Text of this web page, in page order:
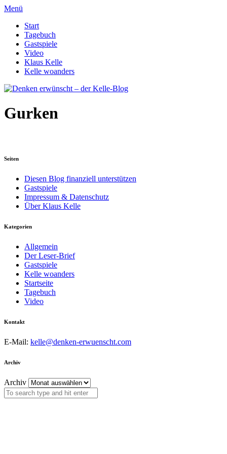
Menü
Start
Tagebuch
Gastspiele
Video
Klaus Kelle
Kelle woanders
Gurken
Seiten
Diesen Blog finanziell unterstützen
Gastspiele
Impressum & Datenschutz
Über Klaus Kelle
Kategorien
Allgemein
Der Leser-Brief
Gastspiele
Kelle woanders
Startseite
Tagebuch
Video
Kontakt
E-Mail: kelle@denken-erwuenscht.com
Archiv
Archiv